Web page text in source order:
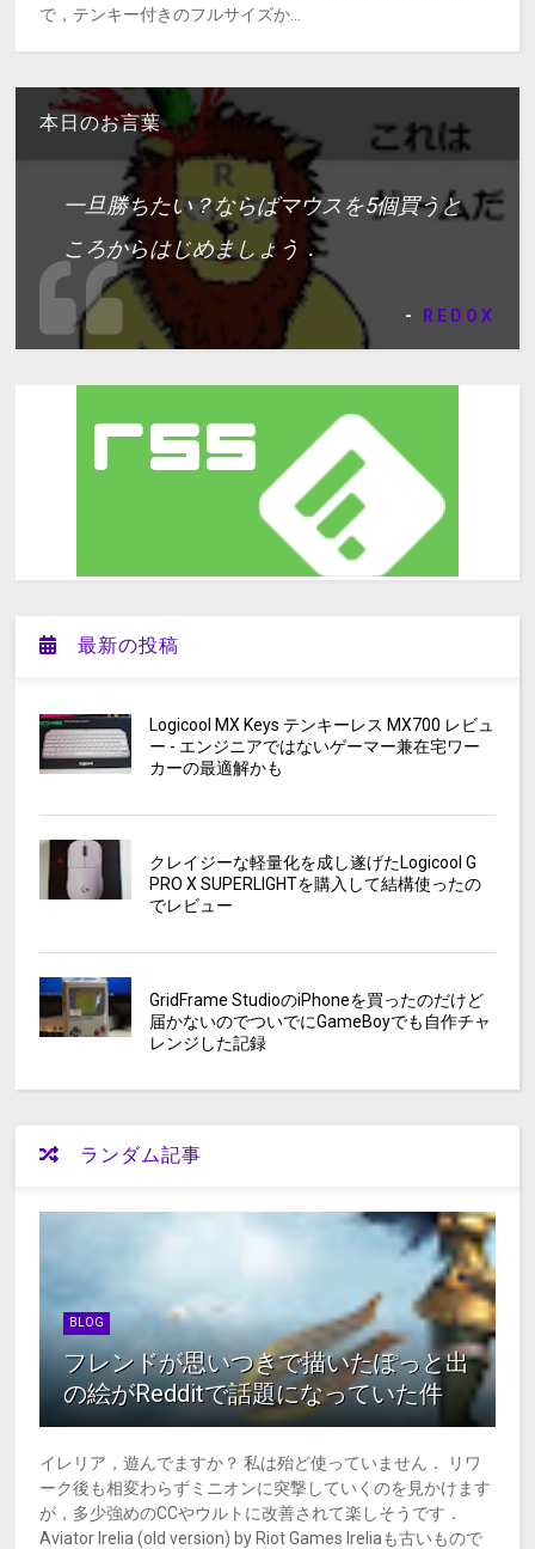
で，テンキー付きのフルサイズか...
本日のお言葉
一旦勝ちたい？ならばマウスを5個買うと
ころからはじめましょう．
- REDOX
最新の投稿
Logicool MX Keys テンキーレス MX700 レビュ
ー - エンジニアではないゲーマー兼在宅ワー
カーの最適解かも
クレイジーな軽量化を成し遂げたLogicool G
PRO X SUPERLIGHTを購入して結構使ったの
でレビュー
GridFrame StudioのiPhoneを買ったのだけど
届かないのでついでにGameBoyでも自作チャ
レンジした記録
ランダム記事
BLOG
フレンドが思いつきで描いたぽっと出
の絵がRedditで話題になっていた件
イレリア，遊んでますか？ 私は殆ど使っていません． リワ
ーク後も相変わらずミニオンに突撃していくのを見かけます
が，多少強めのCCやウルトに改善されて楽しそうです．
Aviator Irelia (old version) by Riot Games Ireliaも古いもので